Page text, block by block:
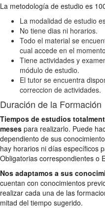
La metodología de estudio es
La modalidad de estudio
No tiene dias ni horarios.
Todo el material se
cual accede en el
Tiene actividades y
módulo de estudio.
El tutor se encuentra
correccion de actividades.
Duración de la Formación
Tiempos de estudios
meses para realizarlo. Puede
dependiento de sus
hay horarios ni días específicos
Obligatorias correspondientes o
Nos adaptamos a sus
cuentan con conocimientos
realizar cada una de las
mitad del tiempo sugerido.